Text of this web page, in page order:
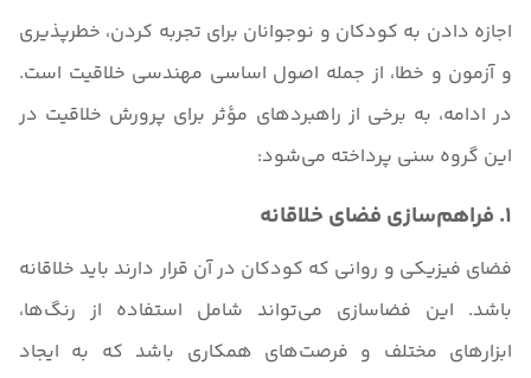
اجازه دادن به کودکان و نوجوانان برای تجربه کردن، خطر‌پذیری
و آزمون و خطا، از جمله اصول اساسی مهندسی خلاقیت است.
در ادامه، به برخی از راهبردهای مؤثر برای پرورش خلاقیت در
این گروه سنی پرداخته می‌شود:
1. فراهم‌سازی فضای خلاقانه
فضای فیزیکی و روانی که کودکان در آن قرار دارند باید خلاقانه
باشد. این فضاسازی می‌تواند شامل استفاده از رنگ‌ها،
ابزارهای مختلف و فرصت‌های همکاری باشد که به ایجاد